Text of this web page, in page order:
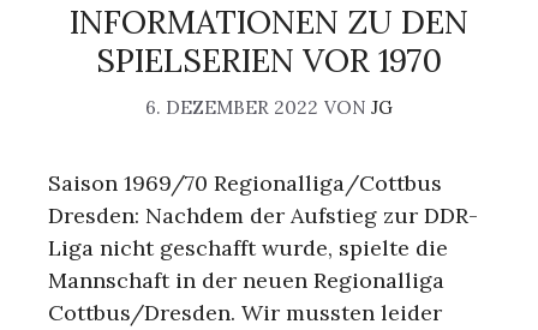
INFORMATIONEN ZU DEN
SPIELSERIEN VOR 1970
6. DEZEMBER 2022 VON JG
Saison 1969/70 Regionalliga/Cottbus
Dresden: Nachdem der Aufstieg zur DDR-
Liga nicht geschafft wurde, spielte die
Mannschaft in der neuen Regionalliga
Cottbus/Dresden. Wir mussten leider